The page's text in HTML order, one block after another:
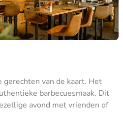
gerechten van de kaart. Het
barbecuesmaak. Dit
avond met vrienden of